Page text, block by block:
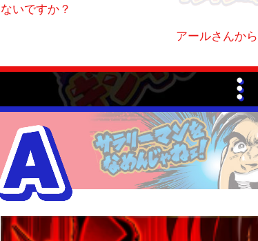
ないですか？
アールさんか